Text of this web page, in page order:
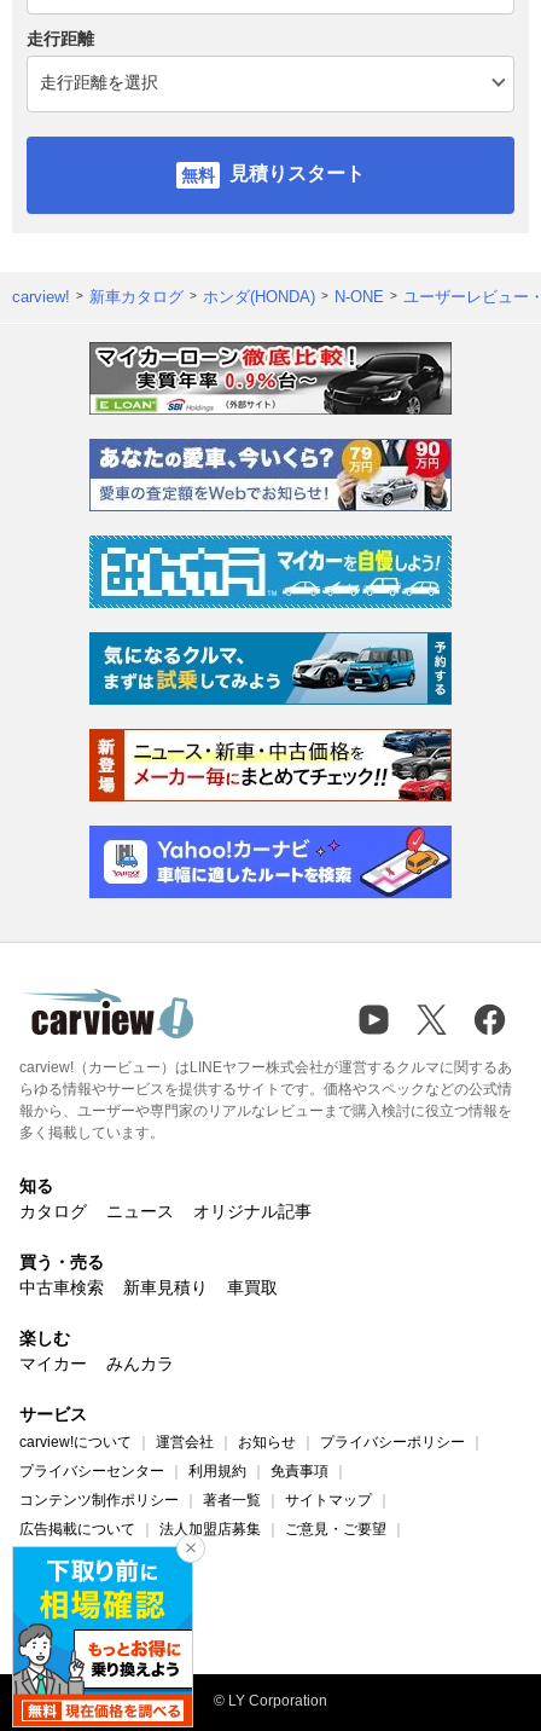
走行距離
見積りスタート
carview! 新車カタログ ホンダ(HONDA) N-ONE ユーザーレビュー
carview!（カービュー）はLINEヤフー株式会社が運営するクルマに関するあ
らゆる情報やサービスを提供するサイトです。価格やスペックなどの公式情
報から、ユーザーや専門家のリアルなレビューまで購入検討に役立つ情報を
多く掲載しています。
知る
カタログ
ニュース オリジナル記事
買う・売る
中古車検索
新車見積り 車買取
楽しむ
マイカー
みんカラ
サービス
carview!について 運営会社 お知らせ
プライバシーポリシー
プライバシーセンター
利用規約
免責事項
コンテンツ制作ポリシー
著者一覧
サイトマップ
広告掲載について
法人加盟店募集
ご意見・ご要望
ヘルプ・お問い合わせ
carview! Yahoo! JAPAN
© LY Corporation